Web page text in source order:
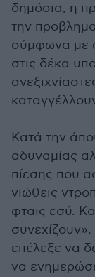
δημόσια, η
την
σύμφωνα με
στις δέκα
Κατά την
αδυναμίας
πίεσης που
νιώθεις
φταις εσύ.
συνεχίζουν»,
επέλεξε να
να